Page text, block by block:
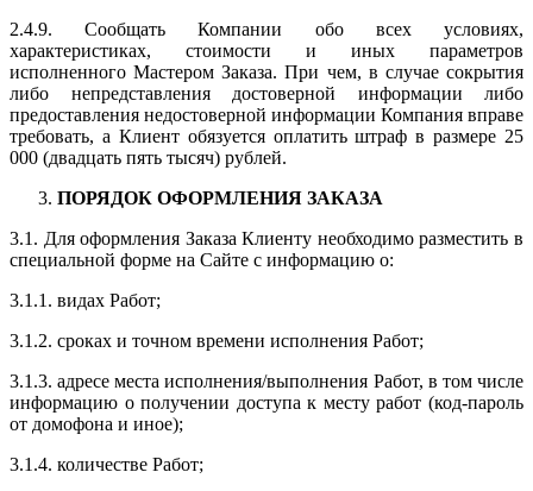
2.4.9. Сообщать Компании обо всех условиях,
характеристиках, стоимости и иных параметров
исполненного Мастером Заказа. При чем, в случае сокрытия
либо непредставления достоверной информации либо
предоставления недостоверной информации Компания вправе
требовать, а Клиент обязуется оплатить штраф в размере 25
000 (двадцать пять тысяч) рублей.
ПОРЯДОК ОФОРМЛЕНИЯ ЗАКАЗА
3.1. Для оформления Заказа Клиенту необходимо разместить в
специальной форме на Сайте с информацию о:
3.1.1. видах Работ;
3.1.2. сроках и точном времени исполнения Работ;
3.1.3. адресе места исполнения/выполнения Работ, в том числе
информацию о получении доступа к месту работ (код-пароль
от домофона и иное);
3.1.4. количестве Работ;